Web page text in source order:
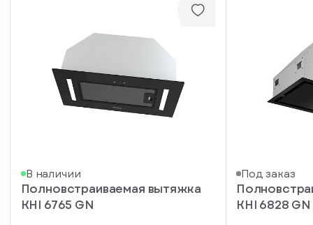
В наличии
Полновстраиваемая вытяжка
KHI 6765 GN
Под заказ
KHI 6828 GN